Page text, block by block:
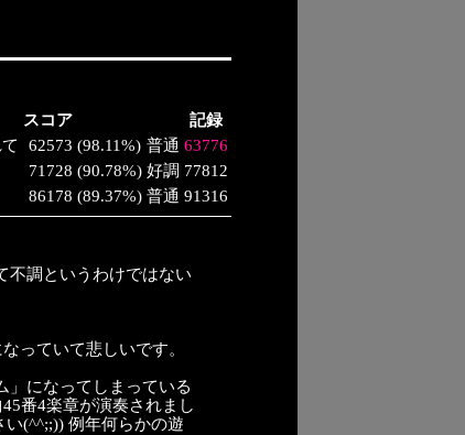
スコア
記録
62573 (98.11%) 普通 63776
71728 (90.78%) 好調 77812
86178 (89.37%) 普通 91316
調というわけではない
っていて悲しいです。
」になってしまっている
番4楽章が演奏されまし
(^^;;)) 例年何らかの遊